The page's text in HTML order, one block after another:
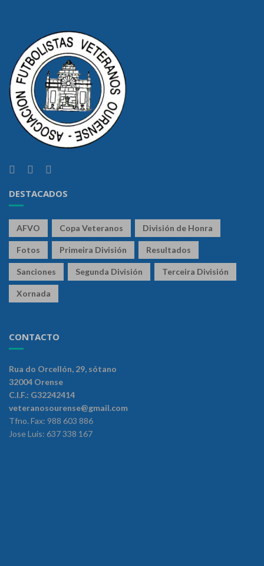
DESTACADOS
AFVO Copa Veteranos División de Honra
Fotos Primeira División Resultados
Sanciones Segunda División Terceira División
Xornada
CONTACTO
Rua do Orcellón, 29, sótano
32004 Orense
C.I.F.: G32242414
veteranosourense@gmail.com
Tfno. Fax: 988 603 886
Jose Luis: 637 338 167